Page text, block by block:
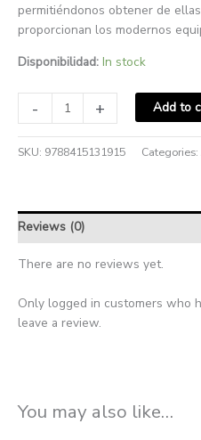
permitiéndonos obtener de
proporcionan los modernos
Disponibilidad: In stock
- + Add to
SKU: 9788415131915 Categories:
Reviews (0)
There are no reviews yet.
Only logged in customers who
leave a review.
You may also like…